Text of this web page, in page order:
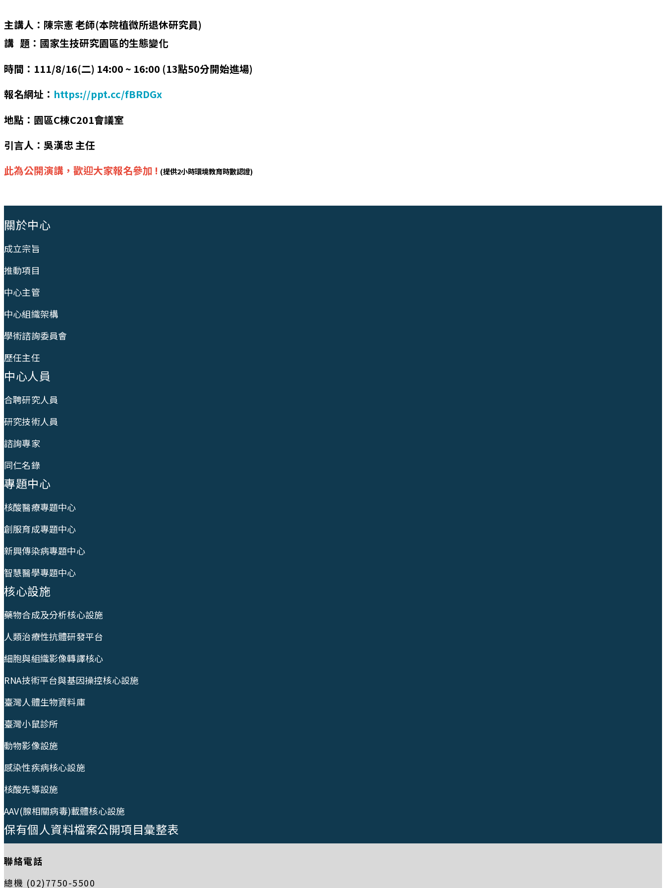
主講人：陳宗憲 老師(本院植微所退休研究員)
講 題：國家生技研究園區的生態變化
時間：111/8/16(二) 14:00 ~ 16:00 (13點50分開始進場)
報名網址： https://ppt.cc/fBRDGx
地點：園區C棟C201會議室
引言人：吳漢忠 主任
此為公開演講，歡迎大家報名參加 ! (提供2小時環境教育時數認證)
關於中心
成立宗旨
推動項目
中心主管
中心組織架構
學術諮詢委員會
歷任主任
中心人員
合聘研究人員
研究技術人員
諮詢專家
同仁名錄
專題中心
核酸醫療專題中心
創服育成專題中心
新興傳染病專題中心
智慧醫學專題中心
核心設施
藥物合成及分析核心設施
人類治療性抗體研發平台
細胞與組織影像轉譯核心
RNA技術平台與基因操控核心設施
臺灣人體生物資料庫
臺灣小鼠診所
動物影像設施
感染性疾病核心設施
核酸先導設施
AAV(腺相關病毒)載體核心設施
保有個人資料檔案公開項目彙整表
聯絡電話
總機 (02)7750-5500